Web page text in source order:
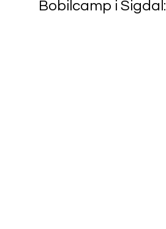
Bobilcamp i Sigdal: